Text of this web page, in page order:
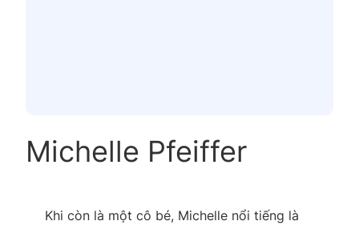
Michelle Pfeiffer
Khi còn là một cô bé, Michelle nổi tiếng là